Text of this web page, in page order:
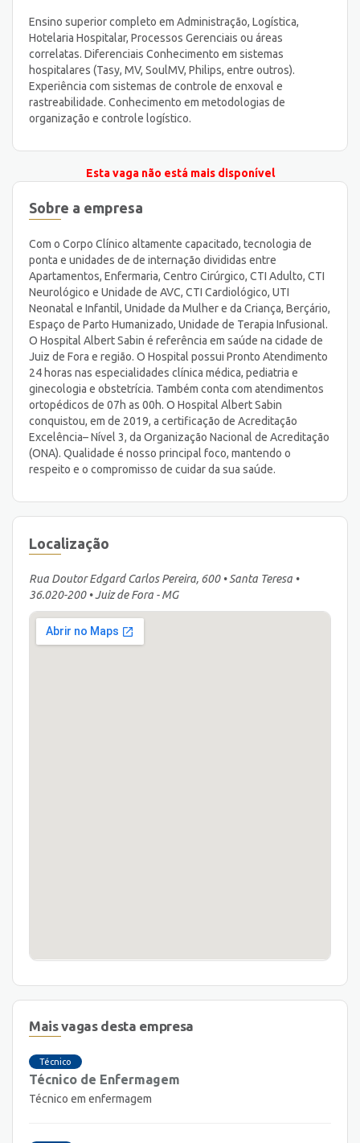
Ensino superior completo em Administração, Logística,
Hotelaria Hospitalar, Processos Gerenciais ou áreas
correlatas. Diferenciais Conhecimento em sistemas
hospitalares (Tasy, MV, SoulMV, Philips, entre outros).
Experiência com sistemas de controle de enxoval e
rastreabilidade. Conhecimento em metodologias de
organização e controle logístico.
Esta vaga não está mais disponível
Sobre a empresa
Com o Corpo Clínico altamente capacitado, tecnologia de
ponta e unidades de de internação divididas entre
Apartamentos, Enfermaria, Centro Cirúrgico, CTI Adulto, CTI
Neurológico e Unidade de AVC, CTI Cardiológico, UTI
Neonatal e Infantil, Unidade da Mulher e da Criança, Berçário,
Espaço de Parto Humanizado, Unidade de Terapia Infusional.
O Hospital Albert Sabin é referência em saúde na cidade de
Juiz de Fora e região. O Hospital possui Pronto Atendimento
24 horas nas especialidades clínica médica, pediatria e
ginecologia e obstetrícia. Também conta com atendimentos
ortopédicos de 07h as 00h. O Hospital Albert Sabin
conquistou, em de 2019, a certificação de Acreditação
Excelência– Nível 3, da Organização Nacional de Acreditação
(ONA). Qualidade é nosso principal foco, mantendo o
respeito e o compromisso de cuidar da sua saúde.
Localização
Rua Doutor Edgard Carlos Pereira, 600 • Santa Teresa •
36.020-200 • Juiz de Fora - MG
Mais vagas desta empresa
Técnico
Técnico de Enfermagem
Técnico em enfermagem